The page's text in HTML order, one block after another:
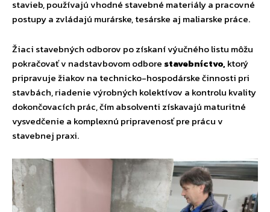
stavieb, používajú vhodné stavebné materiály a pracovné
postupy a zvládajú murárske, tesárske aj maliarske práce.
Žiaci stavebných odborov po získaní výučného listu môžu
pokračovať v nadstavbovom odbore stavebníctvo,ktorý
pripravuje žiakov na technicko-hospodárske činnosti pri
stavbách, riadenie výrobných kolektívov a kontrolu kvality
dokončovacích prác, čím absolventi získavajú maturitné
vysvedčenie a komplexnú pripravenosť pre prácu v
stavebnej praxi.